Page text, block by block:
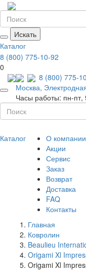
Искать
Каталог
8 (800) 775-10-92
0
8 (800) 775-
Москва,
Часы работы: пн-пт,
Каталог
О компании
Акции
Сервис
Заказ
Возврат
Доставка
FAQ
Контакты
Главная
Ковролин
Beaulieu
Origami Xl
Origami Xl